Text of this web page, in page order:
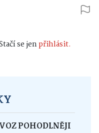
se jenpřihlásit.
POHODLNĚJI